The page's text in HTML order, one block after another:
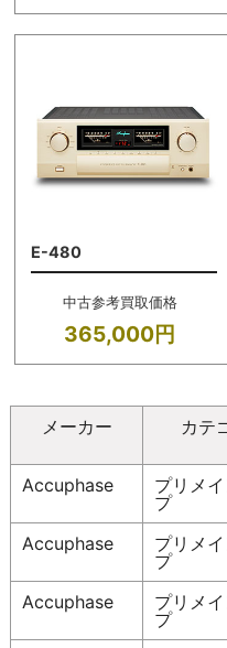
E-480
中古参考買取価格
365,000円
メーカー カテ
Accuphase
プリメ
プ
Accuphase
プリメ
プ
Accuphase
プリメ
プ